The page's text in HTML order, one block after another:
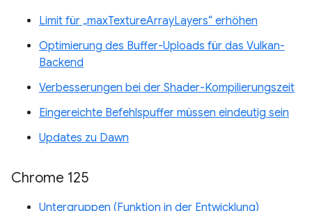
Limit für „maxTextureArrayLayers“ erhöhen
Optimierung des Buffer-Uploads für das Vulkan-
Backend
Verbesserungen bei der Shader-Kompilierungszeit
Eingereichte Befehlspuffer müssen eindeutig sein
Updates zu Dawn
Chrome 125
Untergruppen (Funktion in der Entwicklung)